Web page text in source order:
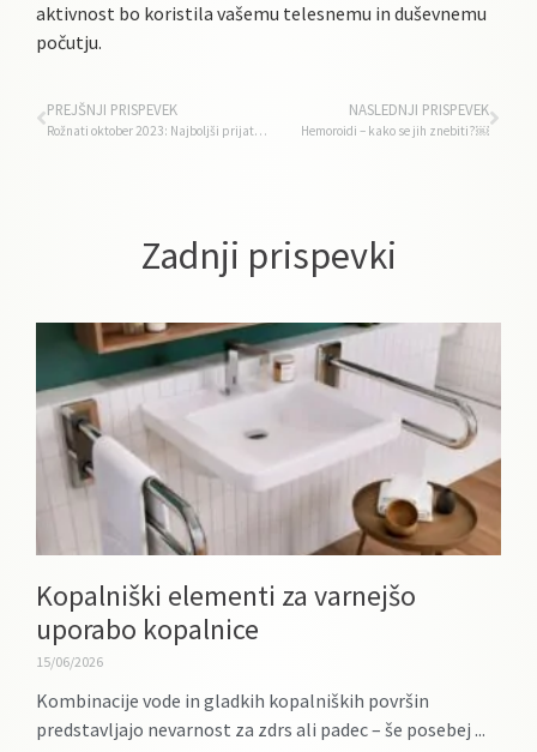
aktivnost bo koristila vašemu telesnemu in duševnemu
počutju.
PREJŠNJI PRISPEVEK
Rožnati oktober 2023: Najboljši prijateljici potipaj po zdravju
NASLEDNJI PRISPEVEK
Hemoroidi – kako se jih znebiti?￼
Zadnji prispevki
Kopalniški elementi za varnejšo
uporabo kopalnice
15/06/2026
Kombinacije vode in gladkih kopalniških površin
predstavljajo nevarnost za zdrs ali padec – še posebej